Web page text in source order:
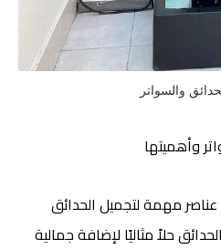
والسواتر
وأهميتها
مهمة لتجميل الحدائق
حلاً مثاليًا لإضافة جمالية